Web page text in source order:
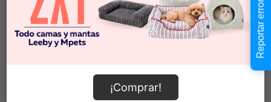
Añadir al carrito
Información de envío
¡Comprar!
Reportar error